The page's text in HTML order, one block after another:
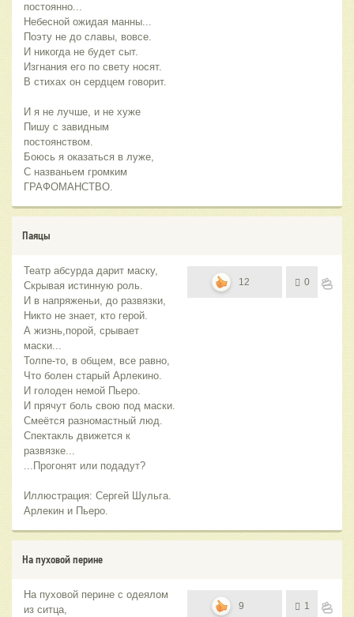
постоянно...
Небесной ожидая манны...
Поэту не до славы, вовсе.
И никогда не будет сыт.
Изгнания его по свету носят.
В стихах он сердцем говорит.
И я не лучше, и не хуже
Пишу с завидным
постоянством.
Боюсь я оказаться в луже,
С названьем громким
ГРАФОМАНСТВО.
Паяцы
Театр абсурда дарит маску,
Скрывая истинную роль.
И в напряженьи, до развязки,
Никто не знает, кто герой.
А жизнь,порой, срывает
маски...
Толпе-то, в общем, все равно,
Что болен старый Арлекино.
И голоден немой Пьеро.
И прячут боль свою под маски.
Смеётся разномастный люд.
Спектакль движется к
развязке...
...Прогонят или подадут?
Иллюстрация: Сергей Шульга.
Арлекин и Пьеро.
12 0
На пуховой перине
На пуховой перине с одеялом
из ситца,
9 1